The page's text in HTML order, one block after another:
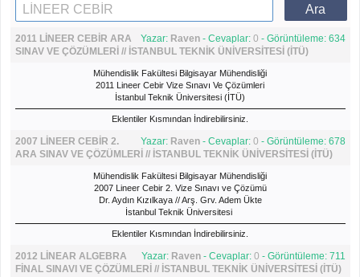
Yazar: Raven- Cevaplar: 0 - Görüntüleme: 634
2011 LİNEER CEBİR ARA
SINAV VE ÇÖZÜMLERİ // İSTANBUL TEKNİK ÜNİVERSİTESİ (İTÜ)
Mühendislik Fakültesi Bilgisayar Mühendisliği
2011 Lineer Cebir Vize Sınavı Ve Çözümleri
İstanbul Teknik Üniversitesi (İTÜ)
Eklentiler Kısmından İndirebilirsiniz.
Yazar: Raven- Cevaplar: 0 - Görüntüleme: 678
2007 LİNEER CEBİR 2.
ARA SINAV VE ÇÖZÜMLERİ // İSTANBUL TEKNİK ÜNİVERSİTESİ (İTÜ)
Mühendislik Fakültesi Bilgisayar Mühendisliği
2007 Lineer Cebir 2. Vize Sınavı ve Çözümü
Dr. Aydın Kızılkaya // Arş. Grv. Adem Ükte
İstanbul Teknik Üniversitesi
Eklentiler Kısmından İndirebilirsiniz.
Yazar: Raven- Cevaplar: 0 - Görüntüleme: 711
2012 LİNEAR ALGEBRA
FİNAL SINAVI VE ÇÖZÜMLERİ // İSTANBUL TEKNİK ÜNİVERSİTESİ (İTÜ)